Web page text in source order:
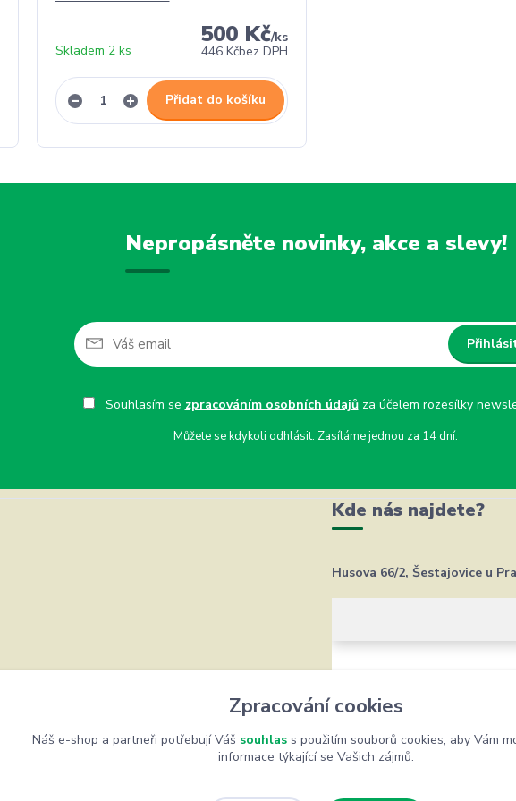
500 Kč/ks
446 Kčbez DPH
Skladem 2 ks
Přidat do košíku
Nepropásněte novinky, akce a slevy!
Souhlasím se zpracováním osobních údajůza účelem rozesílky
Můžete se kdykoli odhlásit. Zasíláme jednou za 14 dní.
Kde nás najdete?
Husova 66/2, Šestajovice u
Zpracování cookies
Náš e-shop a partneři potřebují Váš souhlass použitím souborů cookies, aby Vám
informace týkající se Vašich zájmů.